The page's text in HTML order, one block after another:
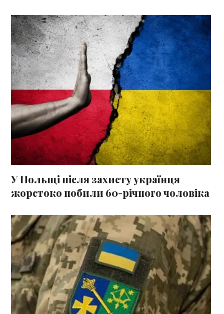
У Польщі після захисту українця
жорстоко побили 60-річного чоловіка